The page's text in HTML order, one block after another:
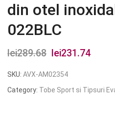
din otel
022BLC
lei289.68
Prețul
inițial
a
lei231.74
este:
SKU: AVX-AM02354
Category: Tobe Sport si Tipsuri